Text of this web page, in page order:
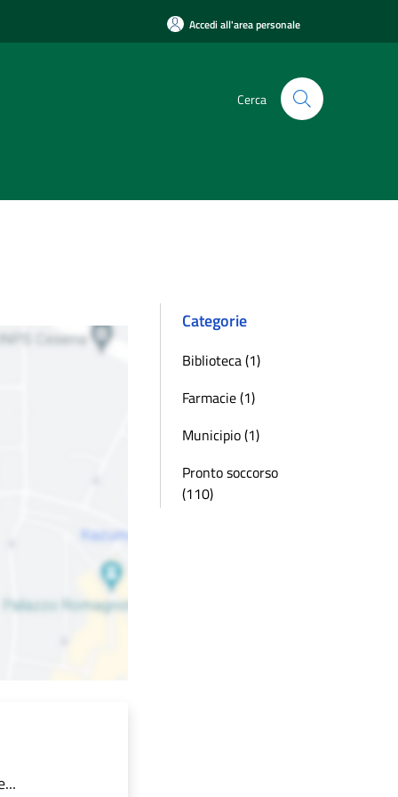
Accedi all'area personale
Cerca
Categorie
Biblioteca (1)
Farmacie (1)
Municipio (1)
Pronto soccorso
(110)